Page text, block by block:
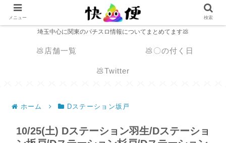
埼玉中心に関東のパチスロ情報についてまとめてます💩
💩店舗一覧 💩〇の付く日
💩Twitter
ホーム Dステーション坂戸
10/25(土) Dステーション羽生/Dステーショ
メニュー 検索